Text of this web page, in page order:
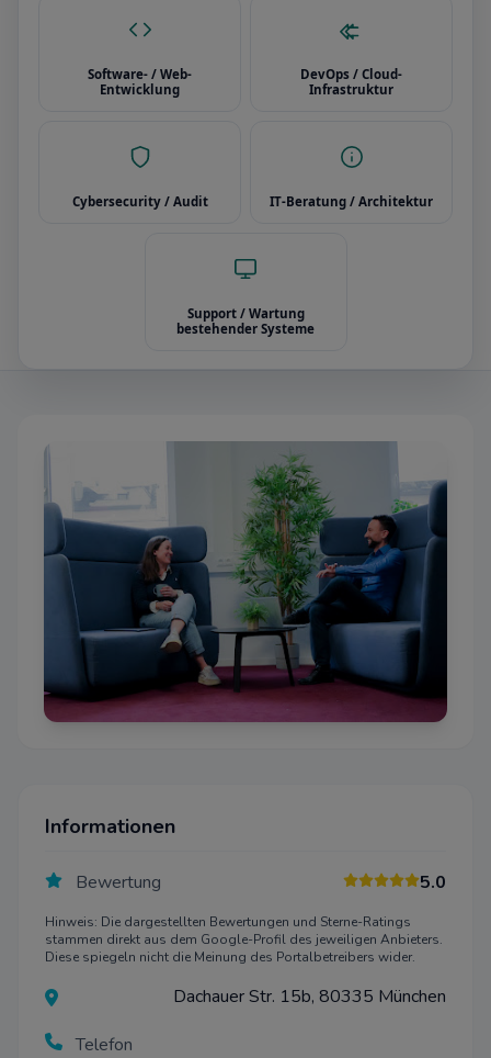
Software- / Web-
Entwicklung
DevOps / Cloud-
Infrastruktur
Cybersecurity / Audit IT-Beratung / Architektur
Support / Wartung
bestehender Systeme
Informationen
Bewertung 5.0
Hinweis: Die dargestellten Bewertungen und Sterne-Ratings
stammen direkt aus dem Google-Profil des jeweiligen Anbieters.
Diese spiegeln nicht die Meinung des Portalbetreibers wider.
Dachauer Str. 15b, 80335 München
Telefon